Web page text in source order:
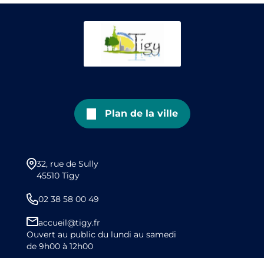
Plan de la ville
32, rue de Sully
45510 Tigy
02 38 58 00 49
accueil@tigy.fr
Ouvert au public du lundi au samedi
de 9h00 à 12h00